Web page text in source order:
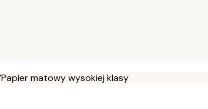
Papier matowy wysokiej klasy